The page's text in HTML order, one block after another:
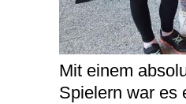
Mit einem
Spielern war es